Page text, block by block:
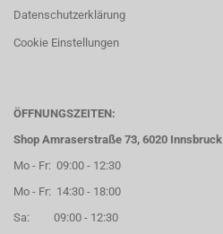
Datenschutzerklärung
Cookie Einstellungen
ÖFFNUNGSZEITEN:
Shop Amraserstraße 73, 6020 Innsbruck
Mo - Fr: 09:00 - 12:30
Mo - Fr: 14:30 - 18:00
Sa: 09:00 - 12:30